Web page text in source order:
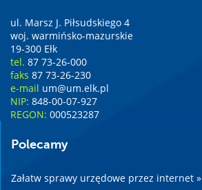
ul. Marsz J. Piłsudskiego 4
woj. warmińsko-mazurskie
19-300 Ełk
tel. 87 73-26-000
faks 87 73-26-230
e-mail um@um.elk.pl
NIP: 848-00-07-927
REGON: 000523287
Polecamy
Załatw sprawy urzędowe przez internet »